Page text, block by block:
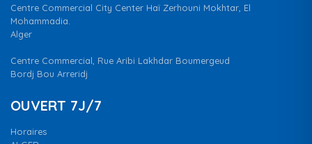
Centre Commercial City Center Haï Zerhouni Mokhtar, El
Mohammadia.
Alger
Centre Commercial, Rue Aribi Lakhdar Boumergeud
Bordj Bou Arreridj
OUVERT 7J/7
Horaires